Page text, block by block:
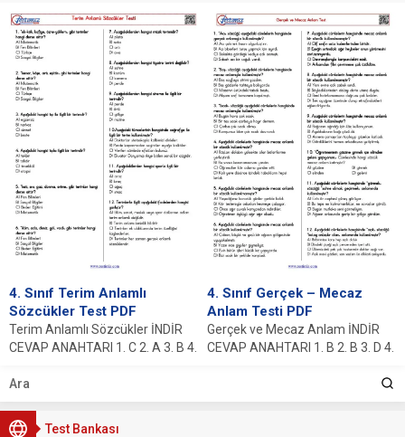
Test Bankası
4. Sınıf Terim Anlamlı
Sözcükler Test PDF
Terim Anlamlı Sözcükler İNDİR
CEVAP ANAHTARI 1. C 2. A 3. B 4.
4. Sınıf Gerçek – Mecaz
Anlam Testi PDF
Gerçek ve Mecaz Anlam İNDİR
CEVAP ANAHTARI 1. B 2. B 3. D 4.